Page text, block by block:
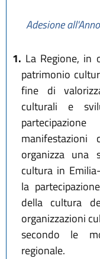
Adesione
1. La Regione, in
patrimonio
fine di
culturali e
organizza una
cultura in
la
della cultura
organizzazioni
secondo le
regionale.